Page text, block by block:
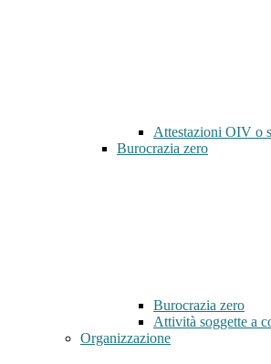
Attestazioni OIV o
Burocrazia zero
Burocrazia zero
Attività soggette a
Organizzazione